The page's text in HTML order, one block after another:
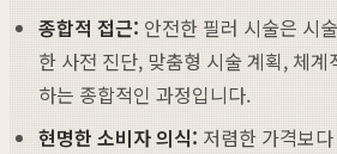
종합적 접근: 안전한 필러 시술은 시
한 사전 진단, 맞춤형 시술 계획, 체
하는 종합적인 과정입니다.
현명한 소비자 의식: 저렴한 가격보